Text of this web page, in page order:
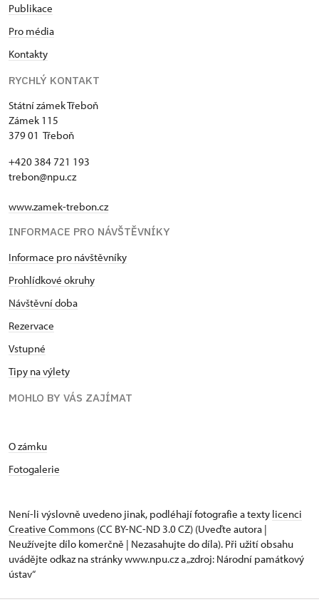
Publikace
Pro média
Kontakty
RYCHLÝ KONTAKT
Státní zámek Třeboň
Zámek 115
379 01 Třeboň
+420 384 721 193
trebon@npu.cz
www.zamek-trebon.cz
INFORMACE PRO NÁVŠTĚVNÍKY
Informace pro návštěvníky
Prohlídkové okruhy
Návštěvní doba
Rezervace
Vstupné
Tipy na výlety
MOHLO BY VÁS ZAJÍMAT
O zámku
Fotogalerie
Není-li výslovně uvedeno jinak, podléhají fotografie a texty licenci
Creative Commons (CC BY-NC-ND 3.0 CZ) (Uveďte autora |
Neužívejte dílo komerčně | Nezasahujte do díla). Při užití obsahu
uvádějte odkaz na stránky www.npu.cz a „zdroj: Národní památkový
ústav“